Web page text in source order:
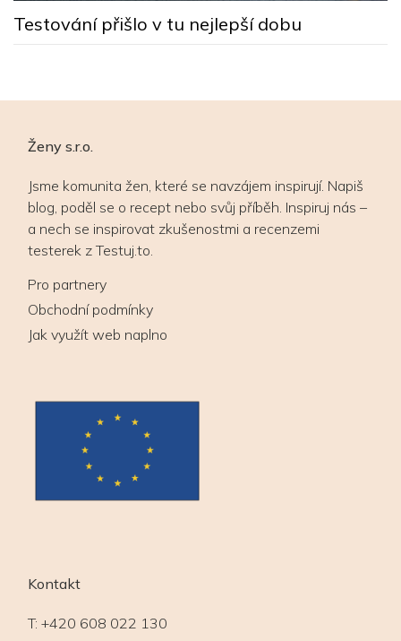
Testování přišlo v tu nejlepší dobu
Ženy s.r.o.
Jsme komunita žen, které se navzájem inspirují. Napiš
blog, poděl se o recept nebo svůj příběh. Inspiruj nás –
a nech se inspirovat zkušenostmi a recenzemi
testerek z Testuj.to.
Pro partnery
Obchodní podmínky
Jak využít web naplno
Kontakt
T: +420 608 022 130